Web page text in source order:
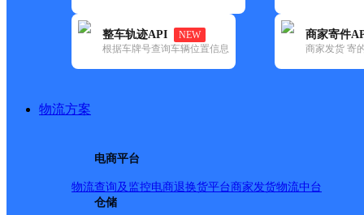
整车轨迹API
NEW
根据车牌号查询车辆位置信息
商家寄件
商家发货 寄
物流方案
电商平台
物流查询及监控电商退换货平台商家发货物流中台
仓储
更新时间：2022-07-14 00:00:00
所属快递：韵达速递
所属区域：广西壮族自治区-梧州市-万秀区
网点地址：中国广西壮族自治区梧州市万秀区城南街道四
网点负责人：